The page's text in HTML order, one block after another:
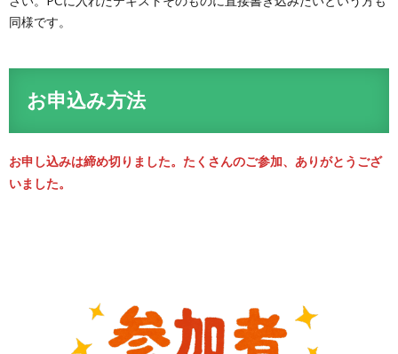
同様です。
お申込み方法
お申し込みは締め切りました。たくさんのご参加、ありがとうござ
いました。